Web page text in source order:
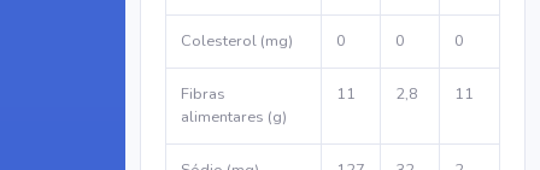
Colesterol (mg) 0 0 0
Fibras
alimentares (g)
11 2,8 11